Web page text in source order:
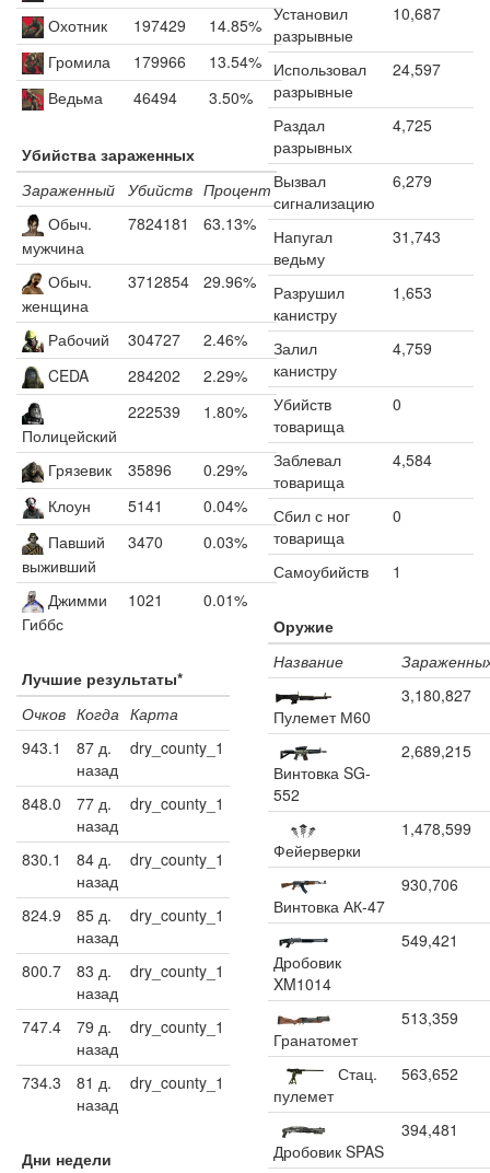
Охотник 197429
14.85%
Громила
179966
13.54%
Ведьма
46494 3.50%
Убийства зараженных
Зараженный Убийств Процент
Обыч.
мужчина
7824181 63.13%
Обыч.
женщина
3712854 29.96%
Рабочий 304727
2.46%
CEDA
284202 2.29%
Полицейский
222539 1.80%
Грязевик 35896
0.29%
Клоун
5141
0.04%
Павший
выживший
3470 0.03%
Джимми
Гиббс
1021 0.01%
Лучшие результаты*
Очков Когда Карта
943.1
87 д.
назад
dry_county_1
848.0
77 д.
назад
dry_county_1
830.1
84 д.
назад
dry_county_1
824.9
85 д.
назад
dry_county_1
800.7
83 д.
назад
dry_county_1
747.4
79 д.
назад
dry_county_1
734.3
81 д.
назад
dry_county_1
Дни недели
Установил
разрывные
10,687
Использовал
разрывные
24,597
Раздал
разрывных
4,725
Вызвал
сигнализацию
6,279
Напугал
ведьму
31,743
Разрушил
канистру
1,653
Залил
канистру
4,759
Убийств
товарища
0
Заблевал
товарища
4,584
Сбил с ног
товарища
0
Самоубийств 1
Оружие
Название
Пулемет М60
3,180,827
Винтовка SG-
552
2,689,215
Фейерверки
1,478,599
Винтовка АК-47
930,706
Дробовик
XM1014
549,421
Гранатомет
513,359
Стац.
пулемет
563,652
Дробовик SPAS
394,481